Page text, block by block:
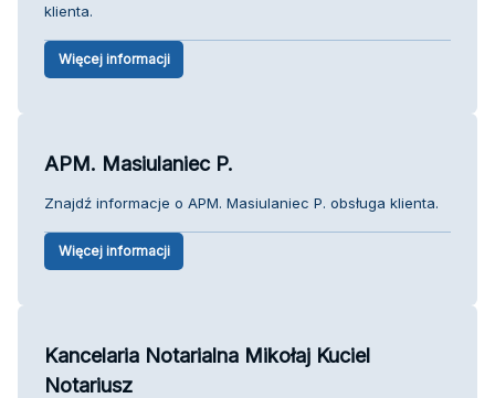
klienta.
Więcej informacji
APM. Masiulaniec P.
Znajdź informacje o APM. Masiulaniec P. obsługa klienta.
Więcej informacji
Kancelaria Notarialna Mikołaj Kuciel
Notariusz